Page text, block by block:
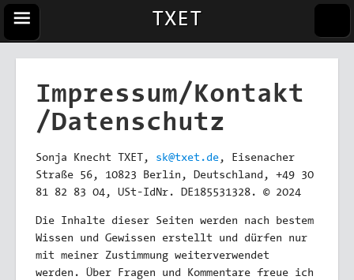
TXET
Impressum/Kontakt
/Datenschutz
Sonja Knecht TXET, sk@txet.de , Eisenacher
Straße 56, 10823 Berlin, Deutschland, +49 30
81 82 83 04, USt-IdNr. DE185531328. © 2024
Die Inhalte dieser Seiten werden nach bestem
Wissen und Gewissen erstellt und dürfen nur
mit meiner Zustimmung weiterverwendet
werden. Über Fragen und Kommentare freue ich